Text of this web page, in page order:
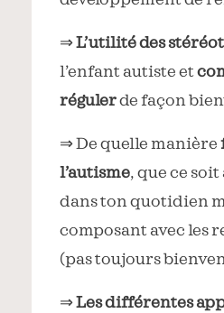
⇒L’utilité des
l’enfant autiste et
régulerde façon
⇒ De quelle manière
l’autisme, que ce
dans ton quotidien
composant avec les
(pas toujours
⇒Les différentes